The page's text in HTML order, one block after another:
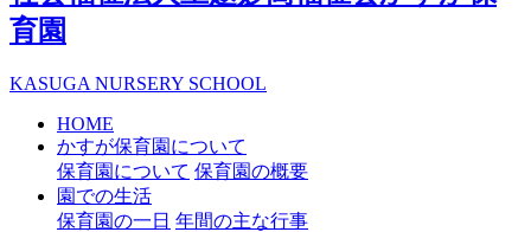
育園
KASUGA NURSERY SCHOOL
HOME
かすが保育園について
保育園について 保育園の概要
園での生活
保育園の一日 年間の主な行事